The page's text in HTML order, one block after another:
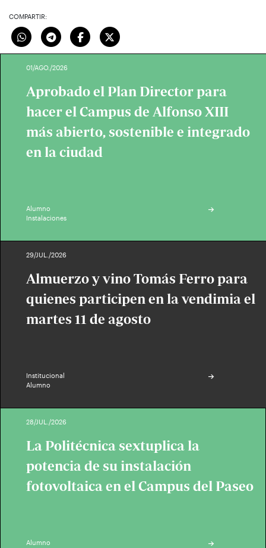
COMPARTIR:
01/AGO./2026
Aprobado el Plan Director para
hacer el Campus de Alfonso XIII
más abierto, sostenible e integrado
en la ciudad
Alumno
Instalaciones
29/JUL./2026
Almuerzo y vino Tomás Ferro para
quienes participen en la vendimia el
martes 11 de agosto
Institucional
Alumno
28/JUL./2026
La Politécnica sextuplica la
potencia de su instalación
fotovoltaica en el Campus del Paseo
Alumno